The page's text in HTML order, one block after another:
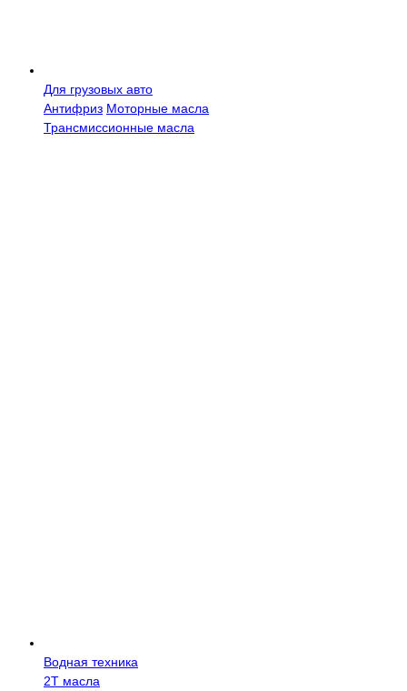
Для грузовых авто
Антифриз Моторные масла
Трансмисcионные масла
Водная техника
2Т масла